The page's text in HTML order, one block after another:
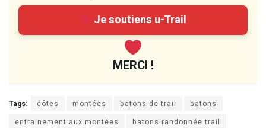
Je soutiens u-Trail
MERCI !
Tags: côtes montées batons de trail
batons
entrainement aux montées
batons randonnée trail